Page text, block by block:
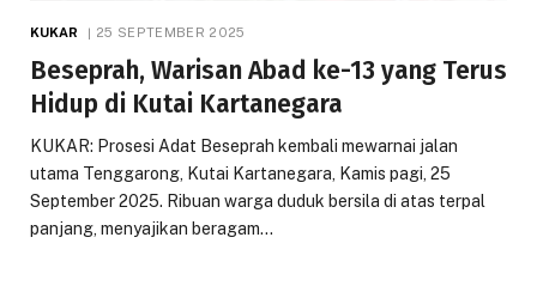
KUKAR 25 SEPTEMBER 2025
Beseprah, Warisan Abad ke-13 yang Terus
Hidup di Kutai Kartanegara
KUKAR: Prosesi Adat Beseprah kembali mewarnai jalan
utama Tenggarong, Kutai Kartanegara, Kamis pagi, 25
September 2025. Ribuan warga duduk bersila di atas terpal
panjang, menyajikan beragam…